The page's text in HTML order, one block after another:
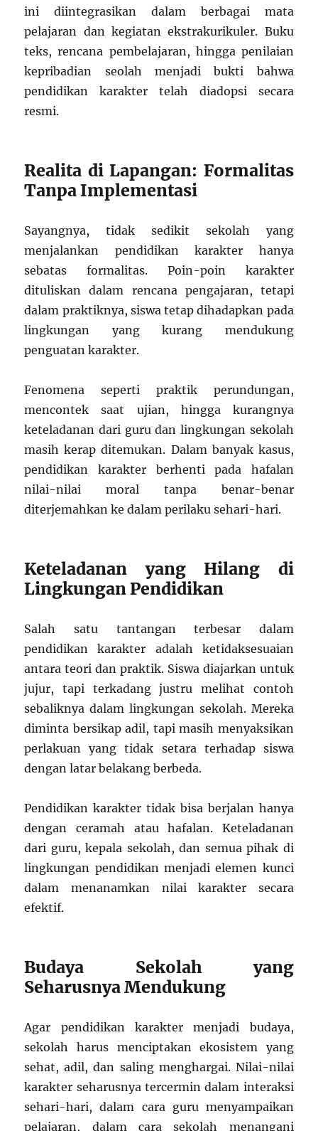
ini diintegrasikan dalam berbagai mata
pelajaran dan kegiatan ekstrakurikuler. Buku
teks, rencana pembelajaran, hingga penilaian
kepribadian seolah menjadi bukti bahwa
pendidikan karakter telah diadopsi secara
resmi.
Realita di Lapangan: Formalitas
Tanpa Implementasi
Sayangnya, tidak sedikit sekolah yang
menjalankan pendidikan karakter hanya
sebatas formalitas. Poin-poin karakter
dituliskan dalam rencana pengajaran, tetapi
dalam praktiknya, siswa tetap dihadapkan pada
lingkungan yang kurang mendukung
penguatan karakter.
Fenomena seperti praktik perundungan,
mencontek saat ujian, hingga kurangnya
keteladanan dari guru dan lingkungan sekolah
masih kerap ditemukan. Dalam banyak kasus,
pendidikan karakter berhenti pada hafalan
nilai-nilai moral tanpa benar-benar
diterjemahkan ke dalam perilaku sehari-hari.
Keteladanan yang Hilang di
Lingkungan Pendidikan
Salah satu tantangan terbesar dalam
pendidikan karakter adalah ketidaksesuaian
antara teori dan praktik. Siswa diajarkan untuk
jujur, tapi terkadang justru melihat contoh
sebaliknya dalam lingkungan sekolah. Mereka
diminta bersikap adil, tapi masih menyaksikan
perlakuan yang tidak setara terhadap siswa
dengan latar belakang berbeda.
Pendidikan karakter tidak bisa berjalan hanya
dengan ceramah atau hafalan. Keteladanan
dari guru, kepala sekolah, dan semua pihak di
lingkungan pendidikan menjadi elemen kunci
dalam menanamkan nilai karakter secara
efektif.
Budaya Sekolah yang
Seharusnya Mendukung
Agar pendidikan karakter menjadi budaya,
sekolah harus menciptakan ekosistem yang
sehat, adil, dan saling menghargai. Nilai-nilai
karakter seharusnya tercermin dalam interaksi
sehari-hari, dalam cara guru menyampaikan
pelajaran, dalam cara sekolah menangani